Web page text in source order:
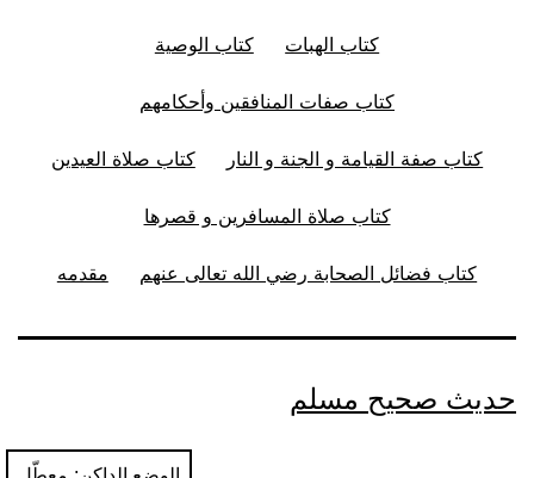
كتاب الهبات كتاب الوصية
كتاب صفات المنافقين وأحكامهم
كتاب صفة القيامة و الجنة و النار كتاب صلاة العيدين
كتاب صلاة المسافرين و قصرها
كتاب فضائل الصحابة رضي الله تعالى عنهم مقدمه
حديث صحيح مسلم